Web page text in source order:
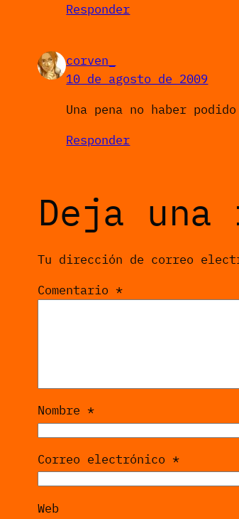
Responder
corven_
10 de agosto de 2009
Una pena no haber
Responder
Deja una
Tu dirección de correo
Comentario*
Nombre*
Correo electrónico*
Web